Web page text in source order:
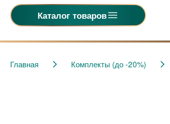
Каталог товаров
Главная Комплекты (до -20%)